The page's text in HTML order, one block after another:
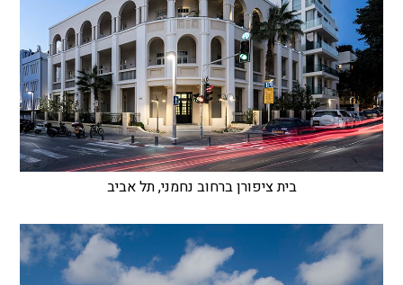
בית ציפורן ברחוב נחמני, תל אביב